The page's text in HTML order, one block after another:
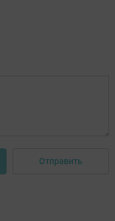
Отправить